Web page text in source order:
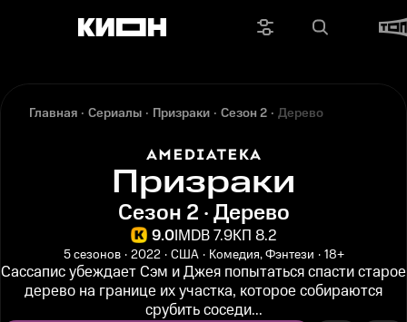
Главная Сериалы Призраки Сезон 2 Дерево
Призраки
Сезон 2 · Дерево
9.0IMDB 7.9КП 8.2
5 сезонов 2022 США Комедия, Фэнтези 18+
Сассапис убеждает Сэм и Джея попытаться спасти старое
дерево на границе их участка, которое собираются
срубить соседи...